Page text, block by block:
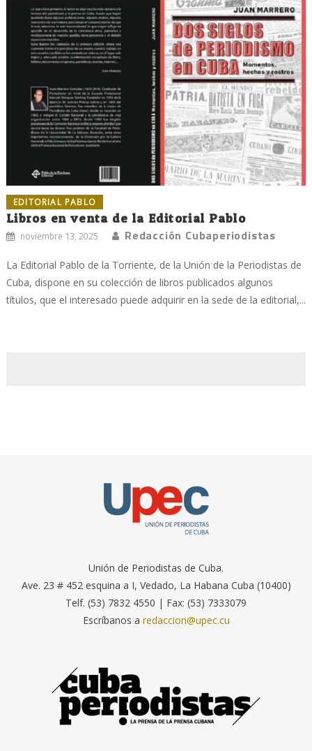
EDITORIAL PABLO
Libros en venta de la Editorial Pablo
noviembre 13, 2025 Redacción Cubaperiodistas
La Editorial Pablo de la Torriente, de la Unión de la Periodistas de
Cuba, dispone en su colección de libros publicados algunos
títulos, que el interesado puede adquirir en la sede de la editorial,...
Unión de Periodistas de Cuba.
Ave. 23 # 452 esquina a I, Vedado, La Habana Cuba (10400)
Telf. (53) 7832 4550 | Fax: (53) 7333079
Escríbanos a redaccion@upec.cu